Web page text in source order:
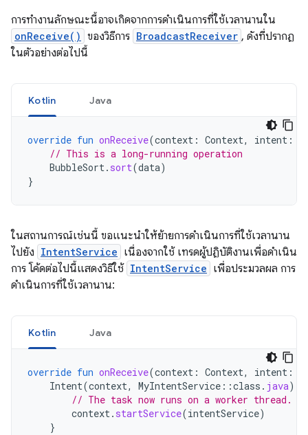
การทำงานลักษณะนี้อาจเกิดจากการดำเนินการที่ใช้เวลานานใน
onReceive() ของวิธีการ BroadcastReceiver , ดังที่ปรากฏ
ในตัวอย่างต่อไปนี้
Kotlin Java
override fun onReceive(context : Context, intent :
// This is a long-running operation
BubbleSort. sort(data)
}
ในสถานการณ์เช่นนี้ ขอแนะนำให้ย้ายการดำเนินการที่ใช้เวลานาน
ไปยัง IntentService เนื่องจากใช้ เทรดผู้ปฏิบัติงานเพื่อดำเนิน
การ โค้ดต่อไปนี้แสดงวิธีใช้ IntentService เพื่อประมวลผล การ
ดำเนินการที่ใช้เวลานาน:
Kotlin Java
override fun onReceive(context : Context, intent :
Intent(context, MyIntentService ::class . java).
// The task now runs on a worker thread.
context. startService(intentService)
}